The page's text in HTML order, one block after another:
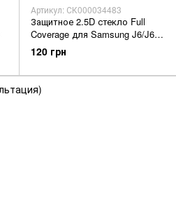
Артикул: СК000034483
Защитное 2.5D стекло Full
Coverage для Samsung J6/J600
black Glasscove
120 грн